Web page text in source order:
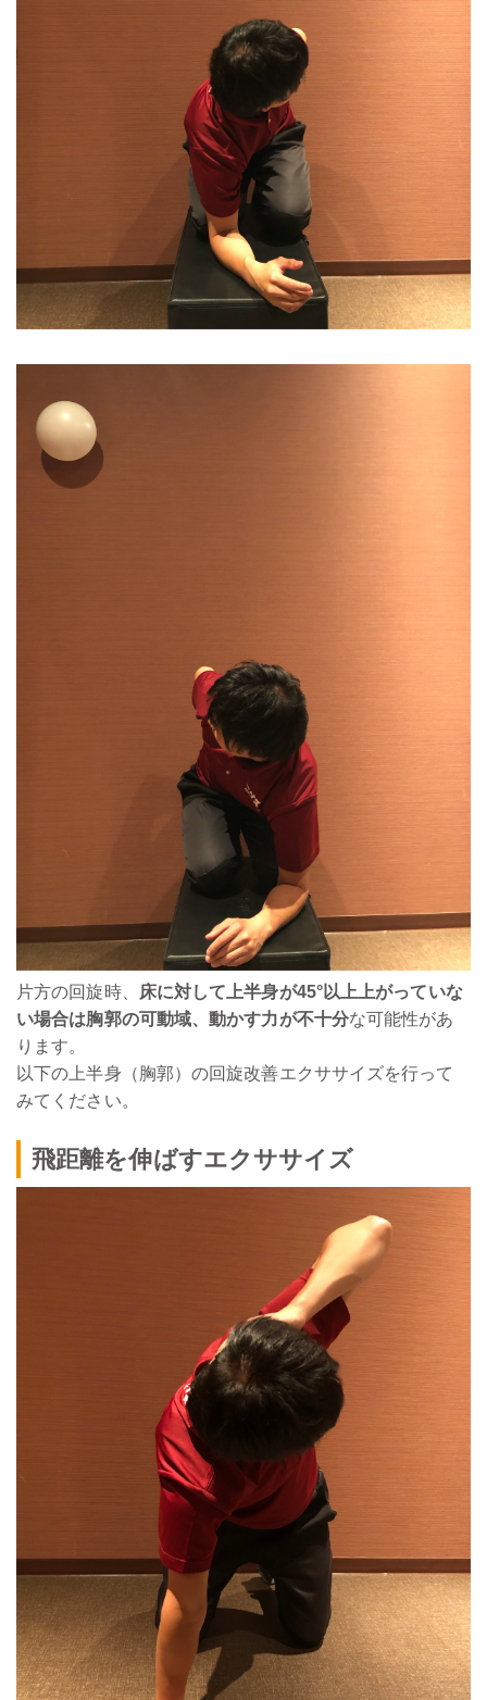
片方の回旋時、
床に対して上半身が45°以上上がっていな
い場合は胸郭の可動域、動かす力が不十分な可能性があ
ります。
以下の上半身（胸郭）の回旋改善エクササイズを行って
みてください。
飛距離を伸ばすエクササイズ